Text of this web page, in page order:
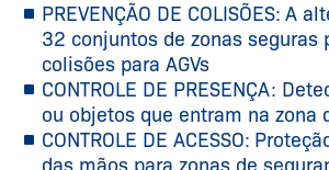
PREVENÇÃO DE COLISÕES: A
32 conjuntos de zonas seguras
colisões para AGVs
CONTROLE DE PRESENÇA:
ou objetos que entram na zona
CONTROLE DE ACESSO: